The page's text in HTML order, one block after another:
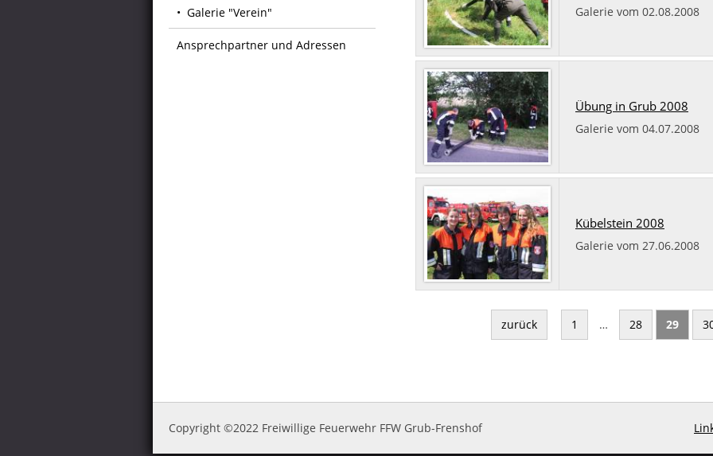
Galerie "Verein"
Ansprechpartner und Adressen
Galerie vom 02.08.2008
Übung in Grub 2008
Galerie vom 04.07.2008
Kübelstein 2008
Galerie vom 27.06.2008
zurück 1 … 28 29
Copyright ©2022 Freiwillige Feuerwehr FFW Grub-Frenshof